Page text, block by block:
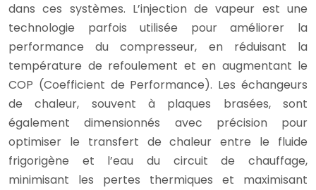
dans ces systèmes. L’injection de vapeur est une
technologie parfois utilisée pour améliorer la
performance du compresseur, en réduisant la
température de refoulement et en augmentant le
COP (Coefficient de Performance). Les échangeurs
de chaleur, souvent à plaques brasées, sont
également dimensionnés avec précision pour
optimiser le transfert de chaleur entre le fluide
frigorigène et l’eau du circuit de chauffage,
minimisant les pertes thermiques et maximisant